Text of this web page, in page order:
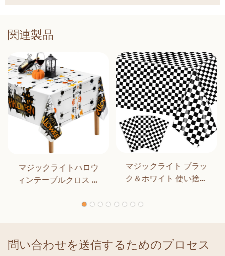
関連製品
マジックライトハロウ
ィンテーブルクロス ハ
コレーション アウトド
マジックライト ブラッ
ク＆ホワイト 使い捨て
ダイニング 誕生日パー
問い合わせを送信するためのプロセス